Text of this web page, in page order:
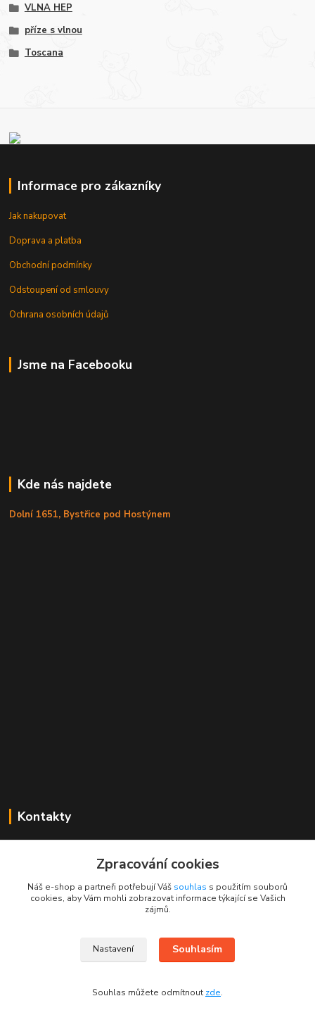
VLNA HEP
příze s vlnou
Toscana
Informace pro zákazníky
Jak nakupovat
Doprava a platba
Obchodní podmínky
Odstoupení od smlouvy
Ochrana osobních údajů
Jsme na Facebooku
Kde nás najdete
Dolní 1651, Bystřice pod Hostýnem
Kontakty
+420 725 613 837
info@rajklubicek.cz
Zpracování cookies
Náš e-shop a partneři potřebují Váš souhlas s použitím souborů
cookies, aby Vám mohli zobrazovat informace týkající se Vašich
zájmů.
Nastavení Souhlasím
Souhlas můžete odmítnout zde.